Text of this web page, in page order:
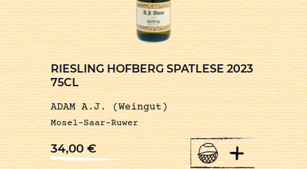
RIESLING HOFBERG SPATLESE 2023
75CL
ADAM A.J. (Weingut)
Mosel-Saar-Ruwer
34,00€ +